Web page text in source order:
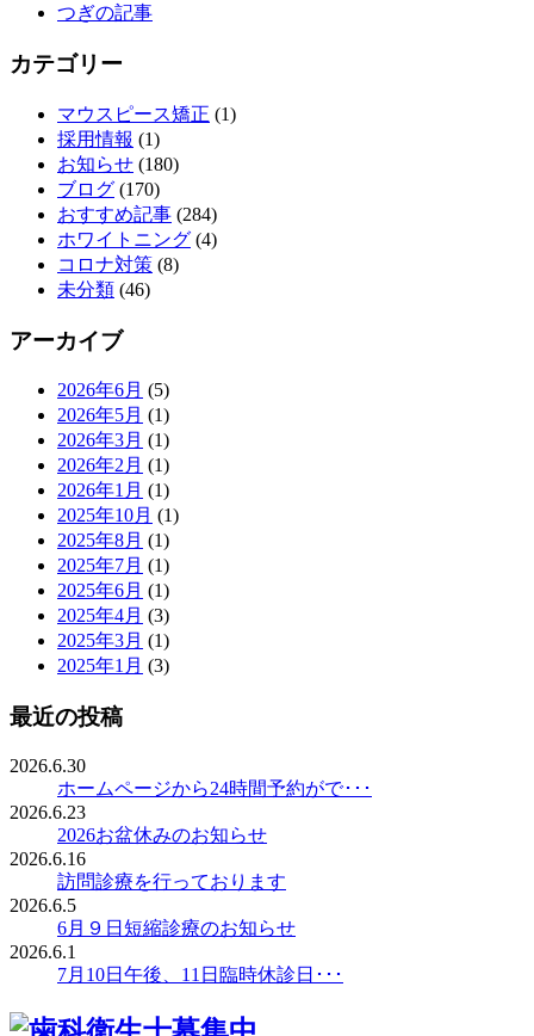
つぎの記事
カテゴリー
マウスピース矯正 (1)
採用情報 (1)
お知らせ (180)
ブログ (170)
おすすめ記事 (284)
ホワイトニング (4)
コロナ対策 (8)
未分類 (46)
アーカイブ
2026年6月 (5)
2026年5月 (1)
2026年3月 (1)
2026年2月 (1)
2026年1月 (1)
2025年10月 (1)
2025年8月 (1)
2025年7月 (1)
2025年6月 (1)
2025年4月 (3)
2025年3月 (1)
2025年1月 (3)
最近の投稿
2026.6.30
ホームページから24時間予約がで･･･
2026.6.23
2026お盆休みのお知らせ
2026.6.16
訪問診療を行っております
2026.6.5
6月９日短縮診療のお知らせ
2026.6.1
7月10日午後、11日臨時休診日･･･